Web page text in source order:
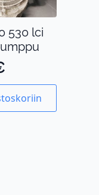
530 lci